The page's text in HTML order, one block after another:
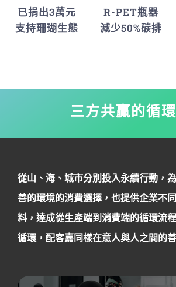
已捐出3萬元
支持珊瑚生態
R-PET瓶器
減少50%碳排
三方共贏的循
從山、海、城市分別投入永續行動，
善的環境的消費選擇，也提供企業不
料，達成從生產端到消費端的循環流
循環，配客嘉同樣在意人與人之間的